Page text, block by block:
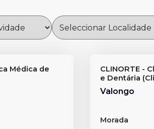
Médica de
CLINORTE -
e Dentária
Valongo
Morada